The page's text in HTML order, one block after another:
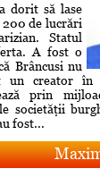
dorit să lase
de lucrări
Statul
A fost o
Brâncusi nu
un creator în
prin
societăţii
fost...